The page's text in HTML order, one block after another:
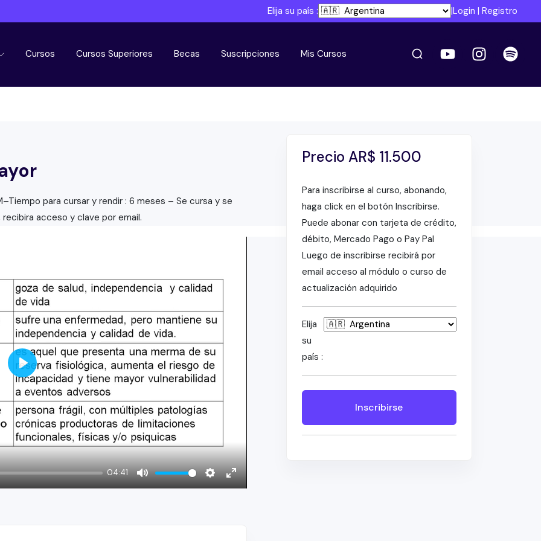
Elija su país : |Login | Registro
Cursos Cursos Superiores Becas Suscripciones Mis Cursos
para cursar y rendir : 6 meses – Se cursa y se
acceso y clave por email.
04:41
Mute Settings
Enter
Play
Precio AR$ 11.500
Para inscribirse al curso, abonando,
haga click en el botón Inscribirse.
Puede abonar con tarjeta de crédito,
débito, Mercado Pago o Pay Pal
Luego de inscribirse recibirá por
email acceso al módulo o curso de
actualización adquirido
Elija
su
país :
Inscribirse